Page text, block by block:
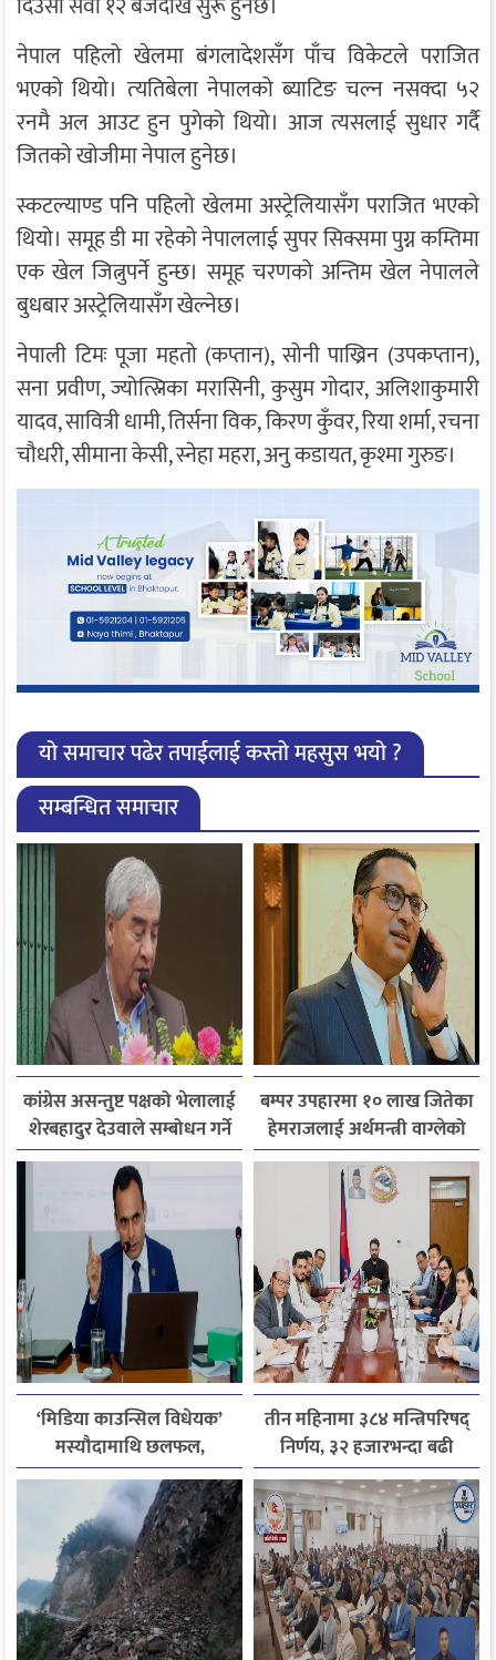
नेपाल पहिलो खेलमा बंगलादेशसँग पाँच विकेटले पराजित
भएको थियो। त्‍यतिबेला नेपालको ब्याटिङ चल्न नसक्दा ५२
रनमै अल आउट हुन पुगेको थियो। आज त्यसलाई सुधार गर्दै
जितको खोजीमा नेपाल हुनेछ।
स्कटल्याण्ड पनि पहिलो खेलमा अस्ट्रेलियासँग पराजित भएको
थियो। समूह डी मा रहेको नेपाललाई सुपर सिक्समा पुग्न कम्तिमा
एक खेल जित्नुपर्ने हुन्छ। समूह चरणको अन्तिम खेल नेपालले
बुधबार अस्ट्रेलियासँग खेल्नेछ।
नेपाली टिमः पूजा महतो (कप्तान), सोनी पाख्रिन (उपकप्तान),
सना प्रवीण, ज्योत्स्निका मरासिनी, कुसुम गोदार, अलिशाकुमारी
यादव, सावित्री धामी, तिर्सना विक, किरण कुँवर, रिया शर्मा, रचना
चौधरी, सीमाना केसी, स्नेहा महरा, अनु कडायत, कृश्मा गुरुङ।
यो समाचार पढेर तपाईलाई कस्तो महसुस भयो ?
सम्बन्धित समाचार
कांग्रेस असन्तुष्ट पक्षको भेलालाई
शेरबहादुर देउवाले सम्बोधन गर्ने
बम्पर उपहारमा १० लाख जितेका
हेमराजलाई अर्थमन्त्री वाग्लेको
फोन, रुपन्देहीकी सपनाले
जितिन् एक लाख
‘मिडिया काउन्सिल विधेयक’
मस्यौदामाथि छलफल,
एआईदेखि पत्रकारको
लाइसेन्ससम्मका विषयमा
सुझाव
तीन महिनामा ३८४ मन्त्रिपरिषद्
निर्णय, ३२ हजारभन्दा बढी
गुनासो फर्छ्योट